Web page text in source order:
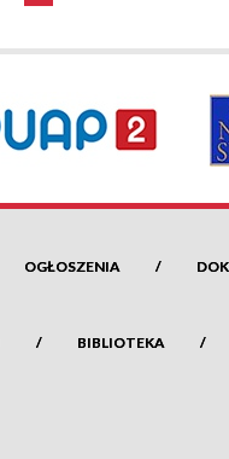
OGŁOSZENIA
BIBLIOTEKA